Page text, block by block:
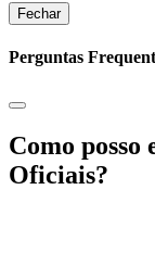
Fechar
Perguntas
Como
Oficiais?